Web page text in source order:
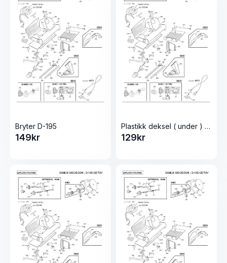
Bryter D-195
149kr
Plastikk deksel ( under ) D-195
129kr